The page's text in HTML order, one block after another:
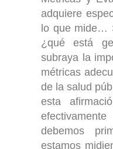
adquiere
lo que mide…
¿qué está
subraya la
métricas
de la salud
esta
debemos
estamos